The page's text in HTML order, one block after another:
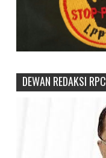
DEWAN REDAKSI RPC